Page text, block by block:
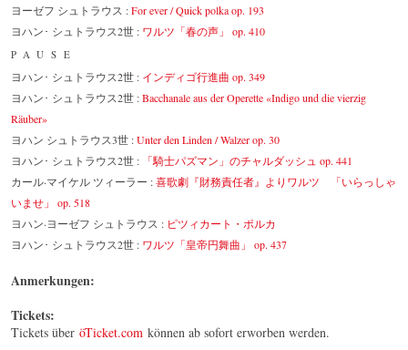
ヨーゼフ シュトラウス :For ever / Quick polka op. 193
ヨハン･ シュトラウス2世 : ワルツ「春の声」 op. 410
PAUSE
ヨハン･ シュトラウス2世 : インディゴ行進曲 op. 349
ヨハン･ シュトラウス2世 :Bacchanale aus der Operette «Indigo und die vierzig
Räuber»
ヨハン シュトラウス3世 :Unter den Linden / Walzer op. 30
ヨハン･ シュトラウス2世 :
「騎士パズマン」のチャルダッシュ op. 441
カール·マイケル ツィーラー :喜歌劇『財務責任者』よりワルツ 「いらっしゃ
いませ」 op. 518
ヨハン·ヨーゼフ シュトラウス : ピツィカート・ポルカ
ヨハン･ シュトラウス2世 : ワルツ「皇帝円舞曲」 op. 437
Anmerkungen:
Tickets:
Tickets über öTicket.com können ab sofort erworben werden.